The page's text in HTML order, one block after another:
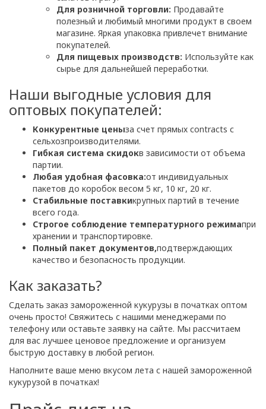
Для розничной торговли: Продавайте
полезный и любимый многими продукт в своем
магазине. Яркая упаковка привлечет внимание
покупателей.
Для пищевых производств: Используйте как
сырье для дальнейшей переработки.
Наши выгодные условия для
оптовых покупателей:
Конкурентные ценыза счет прямых contracts с
сельхозпроизводителями.
Гибкая система скидокв зависимости от объема
партии.
Любая удобная фасовка:от индивидуальных
пакетов до коробок весом 5 кг, 10 кг, 20 кг.
Стабильные поставкикрупных партий в течение
всего года.
Строгое соблюдение температурного режимапри
хранении и транспортировке.
Полный пакет документов,подтверждающих
качество и безопасность продукции.
Как заказать?
Сделать заказ замороженной кукурузы в початках оптом
очень просто! Свяжитесь с нашими менеджерами по
телефону или оставьте заявку на сайте. Мы рассчитаем
для вас лучшее ценовое предложение и организуем
быструю доставку в любой регион.
Наполните ваше меню вкусом лета с нашей замороженной
кукурузой в початках!